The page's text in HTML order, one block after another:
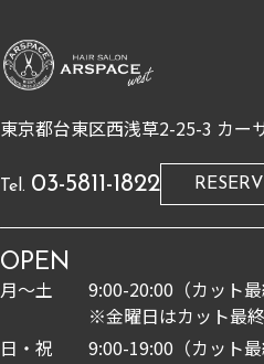
東京都台東区西浅草2-25-3 カー
Tel. 03-5811-1822
OPEN
月〜土
9:00-20:00（カット最
※金曜日はカット最
日・祝
9:00-19:00（カット最